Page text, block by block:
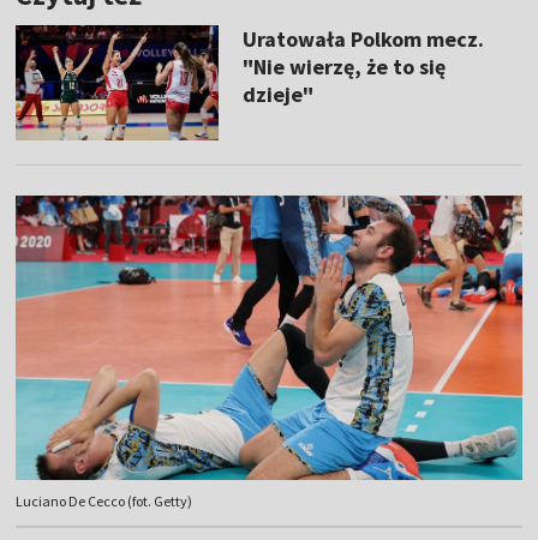
Uratowała Polkom mecz.
"Nie wierzę, że to się
dzieje"
Luciano De Cecco (fot. Getty)